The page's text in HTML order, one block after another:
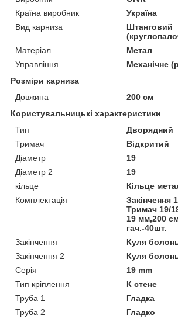
Країна виробник
Україна
Вид карниза
Штанговий
Матеріал
Метал
Управління
Механічне
Розміри карниза
Довжина
200 см
Користувальницькі характеристики
Тип
Дворядний
Тримач
Відкритий
Діаметр
19
Діаметр 2
19
кільце
Кільце
Комплектація
Закінчення
Тримач 19/
19 мм,200
гач.-40шт.
Закінчення
Куля
Закінчення 2
Куля
Серія
19 mm
Тип кріплення
К стене
Труба 1
Гладка
Труба 2
Гладко